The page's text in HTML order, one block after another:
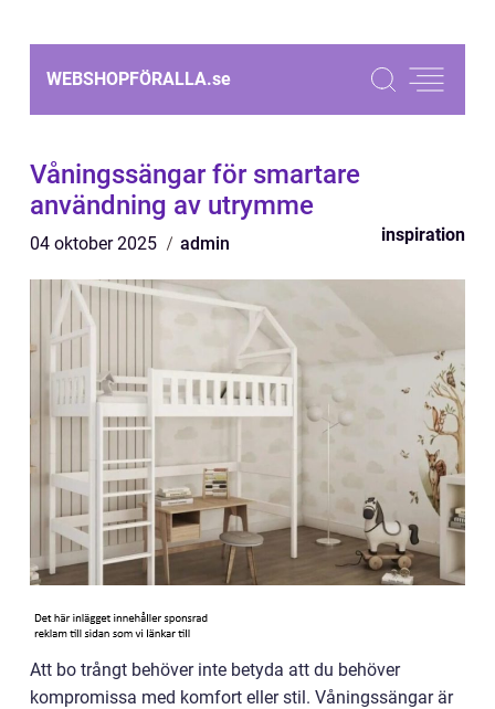
WEBSHOPFÖRALLA.se
Våningssängar för smartare
användning av utrymme
04 oktober 2025 admin inspiration
Att bo trångt behöver inte betyda att du behöver
kompromissa med komfort eller stil. Våningssängar är